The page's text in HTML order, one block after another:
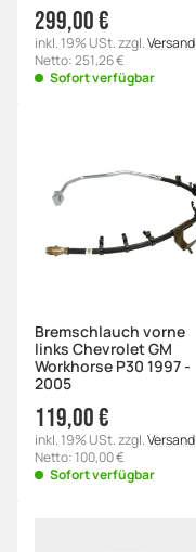
299,00 €
inkl. 19% USt. zzgl.Versand
Netto: 251,26 €
Sofort verfügbar
Bremschlauch vorne
links Chevrolet GM
Workhorse P30 1997 -
2005
119,00 €
inkl. 19% USt. zzgl.Versand
Netto: 100,00 €
Sofort verfügbar